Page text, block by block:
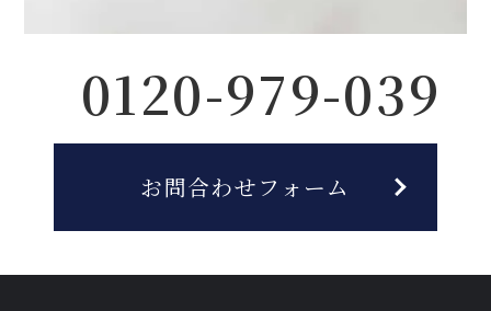
0120-979-039
お問合わせフォーム